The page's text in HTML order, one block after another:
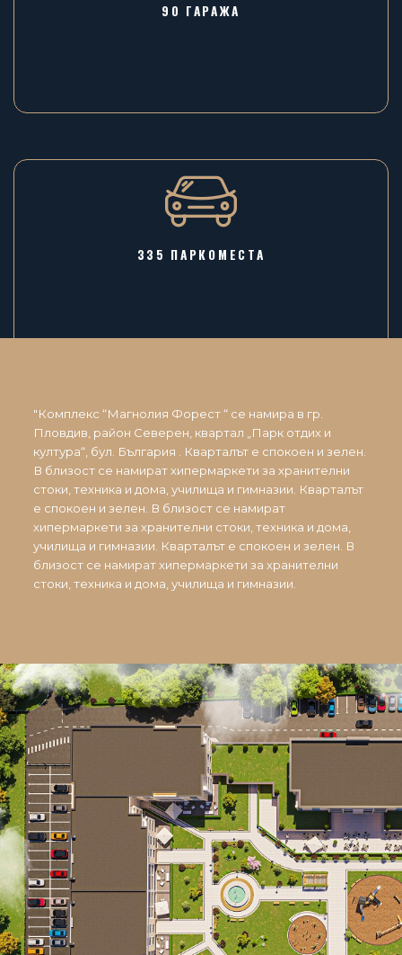
90 ГАРАЖA
335 ПАРКОМЕСТА
"Комплекс “Магнолия Форест “ се намира в гр.
Пловдив, район Северен, квартал „Парк отдих и
култура“, бул. България . Кварталът е спокоен и зелен.
В близост се намират хипермаркети за хранителни
стоки, техника и дома, училища и гимназии. Кварталът
е спокоен и зелен. В близост се намират
хипермаркети за хранителни стоки, техника и дома,
училища и гимназии. Кварталът е спокоен и зелен. В
близост се намират хипермаркети за хранителни
стоки, техника и дома, училища и гимназии.